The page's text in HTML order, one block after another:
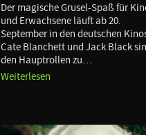
Der magische Grusel-Spaß für
und Erwachsene läuft ab 20.
September in den deutschen
Cate Blanchett und Jack Black
den Hauptrollen zu…
Weiterlesen